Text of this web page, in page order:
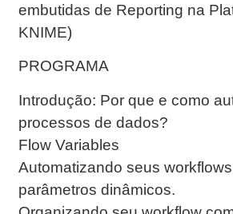
embutidas de Reporting na
KNIME)
PROGRAMA
Introdução: Por que e como
processos de dados?
Flow Variables
Automatizando seus
parâmetros dinâmicos.